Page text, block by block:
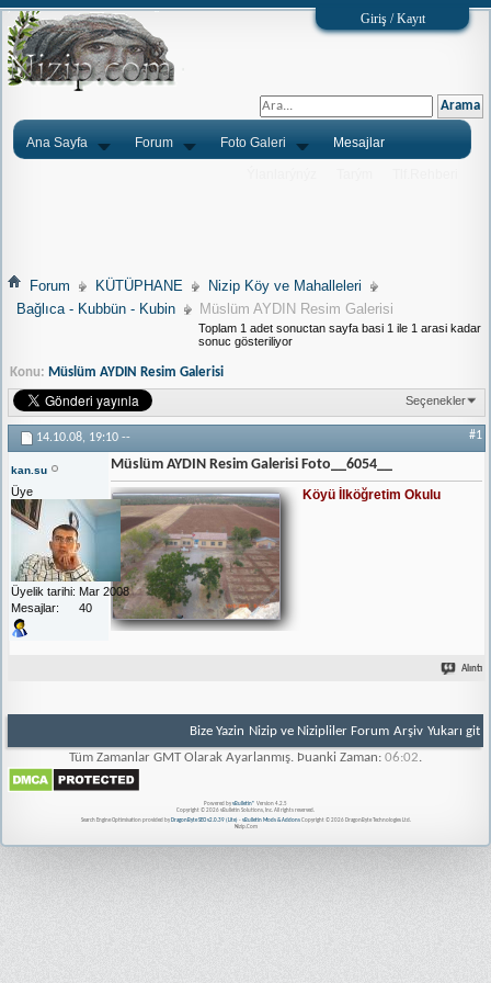
Giriş / Kayıt
Ana Sayfa Forum Foto Galeri Mesajlar
Forum KÜTÜPHANE
Nizip Köy ve Mahalleleri
Bağlıca - Kubbün - Kubin
Müslüm AYDIN Resim Galerisi
Toplam 1 adet sonuctan sayfa basi 1 ile 1 arasi kadar
sonuc gösteriliyor
Konu: Müslüm AYDIN Resim Galerisi
Seçenekler
14.10.08, 19:10 -- #1
kan.su
Üye
Üyelik tarihi Mar 2008
Mesajlar
40
Müslüm AYDIN Resim Galerisi Foto__6054__
Köyü İlköğretim Okulu
Alıntı
Bize Yazin Nizip ve Nizipliler Forum Arşiv Yukarı git
Tüm Zamanlar GMT Olarak Ayarlanmış. Þuanki Zaman: 06:02.
Powered by vBulletin® Version 4.2.5
Copyright © 2026 vBulletin Solutions, Inc. All rights reserved.
Search Engine Optimisation provided by DragonByte SEO v2.0.39 (Lite)- vBulletin Mods & AddonsCopyright © 2026 DragonByte Technologies Ltd.
Nizip.Com